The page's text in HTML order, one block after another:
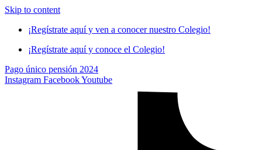
Skip to content
¡Regístrate aquí y ven a conocer nuestro Colegio!
¡Regístrate aquí y conoce el Colegio!
Pago único pensión 2024
Instagram FacebookYoutube